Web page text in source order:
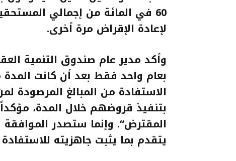
لإعادة الإقراض مرة أخرى.
وأكد مدير عام صندوق التنمية
بعام واحد فقط بعد أن كانت
الاستفادة من المبالغ المرصودة
بتنفيذ قروضهم خلال المدة،
المقترض“. وإنما ستصدر
يتقدم بما يثبت جاهزيته